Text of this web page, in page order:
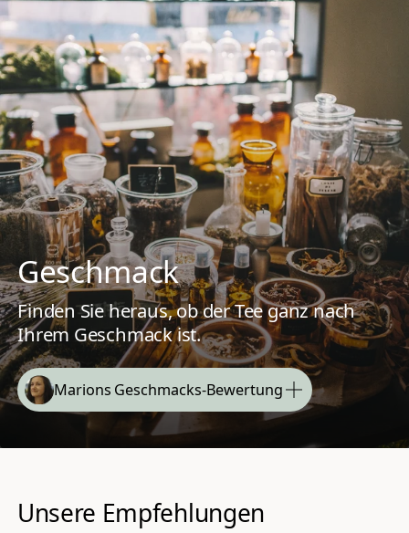
Geschmack
Finden Sie heraus, ob der Tee ganz nach
Ihrem Geschmack ist.
Marions Geschmacks-Bewertung
Unsere Empfehlungen